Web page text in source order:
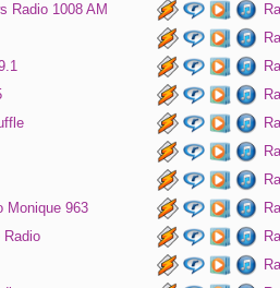
Radio 1008 AM
Monique 963
Radio